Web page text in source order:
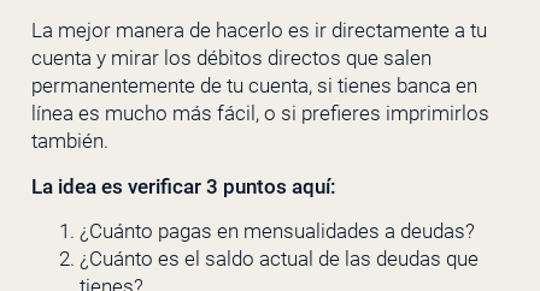
La mejor manera de hacerlo es ir directamente a tu
cuenta y mirar los débitos directos que salen
permanentemente de tu cuenta, si tienes banca en
línea es mucho más fácil, o si prefieres imprimirlos
también.
La idea es verificar 3 puntos aquí:
¿Cuánto pagas en mensualidades a deudas?
¿Cuánto es el saldo actual de las deudas que